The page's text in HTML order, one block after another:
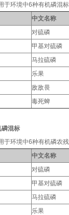
环境中6种有机磷混标
中文名称
对硫磷
甲基对硫磷
马拉硫磷
乐果
敌敌畏
毒死蜱
磷混标
环境中6种有机磷农残
中文名称
对硫磷
甲基对硫磷
马拉硫磷
乐果